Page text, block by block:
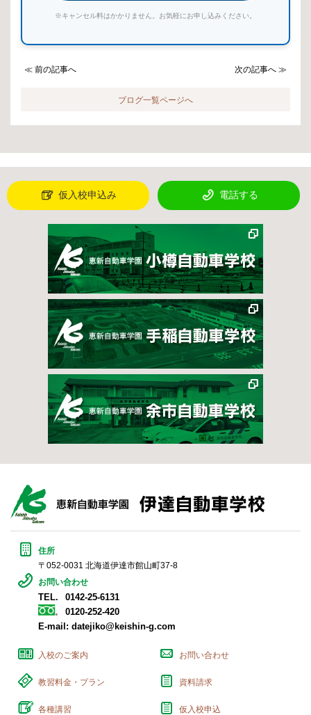
※キャンセル料はかかりません。お気軽にお申し込みください。
≪ 前の記事へ 次の記事へ ≫
ブログ一覧ページへ
仮入校申込み 電話する
住所
〒052-0031 北海道伊達市館山町37-8
お問い合わせ
TEL.
0142-25-6131
0120-252-420
E-mail: datejiko@keishin-g.com
入校のご案内
教習料金・プラン
各種講習
お問い合わせ
資料請求
仮入校申込